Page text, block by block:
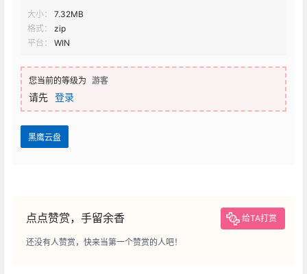
大小：
7.32MB
格式：
zip
平台：
WIN
您当前的等级为 游客
请先 登录
黑鹰云盘
点点赞赏，手留余香 给TA打赏
还没有人赞赏，快来当第一个赞赏的人吧！